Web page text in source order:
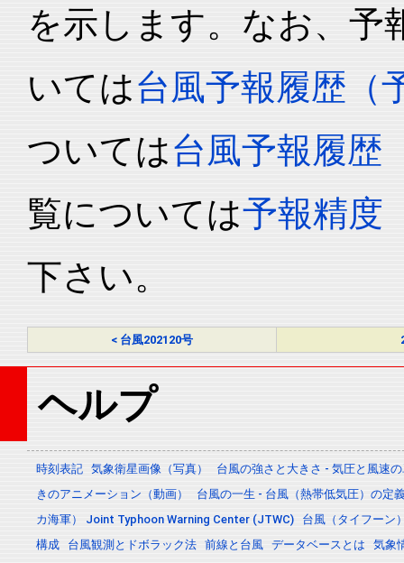
を示します。なお、予
いては台風予報履歴（
ついては台風予報履歴
覧については予報精度
下さい。
< 台風202120号
ヘルプ
時刻表記 気象衛星画像（写真）
台風の強さと大きさ - 気圧と風速
きのアニメーション（動画）
台風の一生 - 台風（熱帯低気圧）の定
カ海軍） Joint Typhoon Warning Center (JTWC)
台風（タイフーン
構成
台風観測とドボラック法 前線と台風 データベースとは 気象